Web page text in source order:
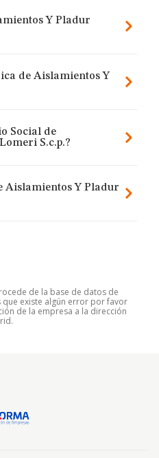
Y Pladur
de Aislamientos Y
Social de
S.c.p.?
Aislamientos Y Pladur
de la base de datos de
que existe algún error por favor
de la empresa a la dirección